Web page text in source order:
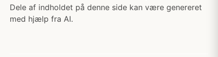
Dele af indholdet på denne side kan være genereret
med hjælp fra AI.